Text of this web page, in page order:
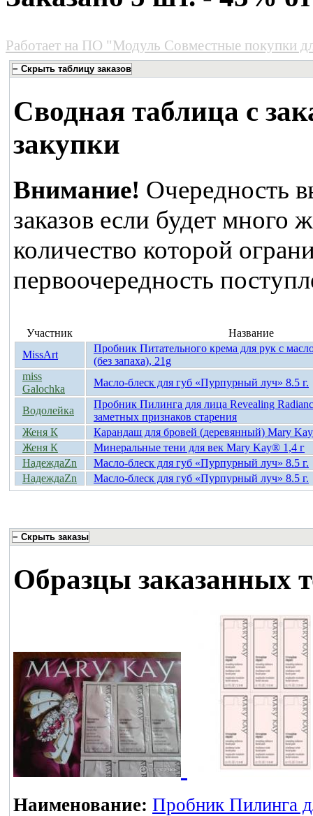
Работает на ПО "Модуль Совместные покупки
Сводная таблица с
закупки
Внимание! Очередность
заказов если будет
количество которой
первоочередность
Участник
Название
MissArt
Пробник Питательного крема для рук с
(без запаха), 21g
miss
Galochka
Масло-блеск для губ «Пурпурный луч» 8.5 г.
Водолейка
Пробник Пилинга для лица Revealing
заметных признаков старения
Женя К
Карандаш для бровей (деревянный) Mary
Женя К
Минеральные тени для век Mary Kay® 1,4 г
НадеждаZn
Масло-блеск для губ «Пурпурный луч» 8.5 г.
НадеждаZn
Масло-блеск для губ «Пурпурный луч» 8.5 г.
Образцы заказанных
Наименование: Пробник Пилинга